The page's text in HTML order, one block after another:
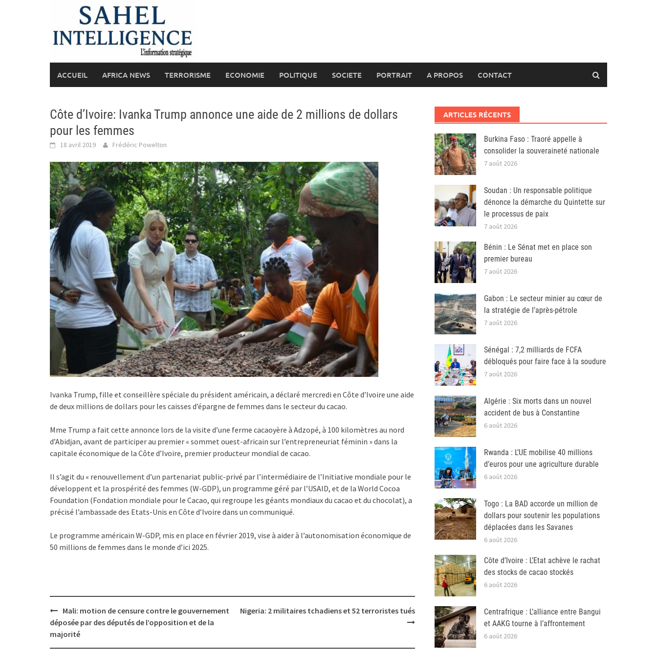
ACCUEIL AFRICA NEWS TERRORISME ECONOMIE POLITIQUE SOCIETE PORTRAIT A PROPOS CONTACT
Côte d’Ivoire: Ivanka Trump annonce une aide de 2 millions de dollars
pour les femmes
18 avril 2019 Frédéric Powelton
Ivanka Trump, fille et conseillère spéciale du président américain, a déclaré mercredi en Côte d’Ivoire une aide
de deux millions de dollars pour les caisses d’épargne de femmes dans le secteur du cacao.
Mme Trump a fait cette annonce lors de la visite d’une ferme cacaoyère à Adzopé, à 100 kilomètres au nord
d’Abidjan, avant de participer au premier « sommet ouest-africain sur l’entrepreneuriat féminin » dans la
capitale économique de la Côte d’Ivoire, premier producteur mondial de cacao.
Il s’agit du « renouvellement d’un partenariat public-privé par l’intermédiaire de l’Initiative mondiale pour le
développent et la prospérité des femmes (W-GDP), un programme géré par l’USAID, et de la World Cocoa
Foundation (Fondation mondiale pour le Cacao, qui regroupe les géants mondiaux du cacao et du chocolat), a
précisé l’ambassade des Etats-Unis en Côte d’Ivoire dans un communiqué.
Le programme américain W-GDP, mis en place en février 2019, vise à aider à l’autonomisation économique de
50 millions de femmes dans le monde d’ici 2025.
Post
navigation
Mali: motion de censure contre le gouvernement
déposée par des députés de l’opposition et de la
majorité
Nigeria: 2 militaires tchadiens et 52 terroristes tués
ARTICLES RÉCENTS
Burkina Faso : Traoré appelle à
consolider la souveraineté nationale
7 août 2026
Soudan : Un responsable politique
dénonce la démarche du Quintette sur
le processus de paix
7 août 2026
Bénin : Le Sénat met en place son
premier bureau
7 août 2026
Gabon : Le secteur minier au cœur de
la stratégie de l’après-pétrole
7 août 2026
Sénégal : 7,2 milliards de FCFA
débloqués pour faire face à la soudure
7 août 2026
Algérie : Six morts dans un nouvel
accident de bus à Constantine
6 août 2026
Rwanda : L’UE mobilise 40 millions
d’euros pour une agriculture durable
6 août 2026
Togo : La BAD accorde un million de
dollars pour soutenir les populations
déplacées dans les Savanes
6 août 2026
Côte d’Ivoire : L’Etat achève le rachat
des stocks de cacao stockés
6 août 2026
Centrafrique : L’alliance entre Bangui
et AAKG tourne à l’affrontement
6 août 2026